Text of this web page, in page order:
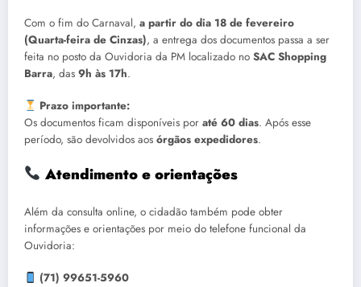
Com o fim do Carnaval, a partir do dia 18 de fevereiro
(Quarta-feira de Cinzas), a entrega dos documentos passa a ser
feita no posto da Ouvidoria da PM localizado no SAC Shopping
Barra, das 9h às 17h.
Prazo importante:
Os documentos ficam disponíveis por até 60 dias. Após esse
período, são devolvidos aos órgãos expedidores.
Atendimento e orientações
Além da consulta online, o cidadão também pode obter
informações e orientações por meio do telefone funcional da
Ouvidoria:
(71) 99651-5960